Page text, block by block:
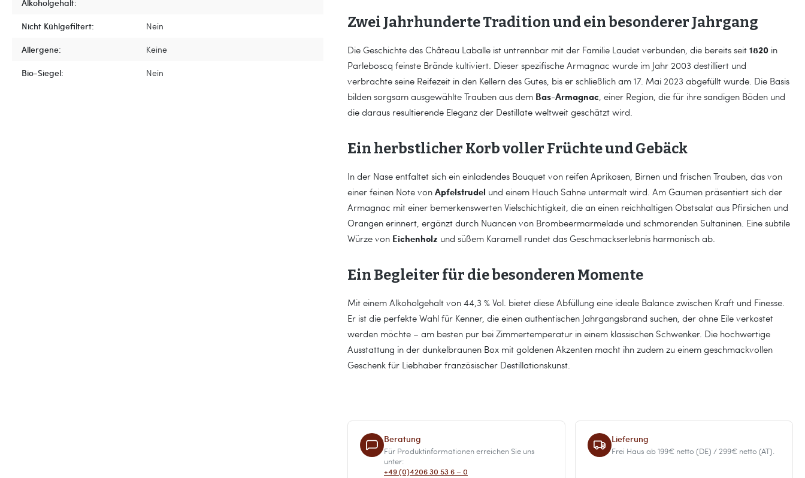
Alkoholgehalt:
Nicht Kühlgefiltert:
Nein
Allergene:
Keine
Bio-Siegel:
Nein
Zwei Jahrhunderte Tradition und ein besonderer Jahrgang
Die Geschichte des Château Laballe ist untrennbar mit der Familie Laudet verbunden, die bereits seit 1820 in
Parleboscq feinste Brände kultiviert. Dieser spezifische Armagnac wurde im Jahr 2003 destilliert und
verbrachte seine Reifezeit in den Kellern des Gutes, bis er schließlich am 17. Mai 2023 abgefüllt wurde. Die Basis
bilden sorgsam ausgewählte Trauben aus dem Bas-Armagnac, einer Region, die für ihre sandigen Böden und
die daraus resultierende Eleganz der Destillate weltweit geschätzt wird.
Ein herbstlicher Korb voller Früchte und Gebäck
In der Nase entfaltet sich ein einladendes Bouquet von reifen Aprikosen, Birnen und frischen Trauben, das von
einer feinen Note von Apfelstrudel und einem Hauch Sahne untermalt wird. Am Gaumen präsentiert sich der
Armagnac mit einer bemerkenswerten Vielschichtigkeit, die an einen reichhaltigen Obstsalat aus Pfirsichen und
Orangen erinnert, ergänzt durch Nuancen von Brombeermarmelade und schmorenden Sultaninen. Eine subtile
Würze von Eichenholz und süßem Karamell rundet das Geschmackserlebnis harmonisch ab.
Ein Begleiter für die besonderen Momente
Mit einem Alkoholgehalt von 44,3 % Vol. bietet diese Abfüllung eine ideale Balance zwischen Kraft und Finesse.
Er ist die perfekte Wahl für Kenner, die einen authentischen Jahrgangsbrand suchen, der ohne Eile verkostet
werden möchte – am besten pur bei Zimmertemperatur in einem klassischen Schwenker. Die hochwertige
Ausstattung in der dunkelbraunen Box mit goldenen Akzenten macht ihn zudem zu einem geschmackvollen
Geschenk für Liebhaber französischer Destillationskunst.
Beratung
Für Produktinformationen erreichen Sie uns
unter:
+49 (0)4206 30 53 6 – 0
Lieferung
Frei Haus ab 199€ netto (DE) / 299€ netto (AT).